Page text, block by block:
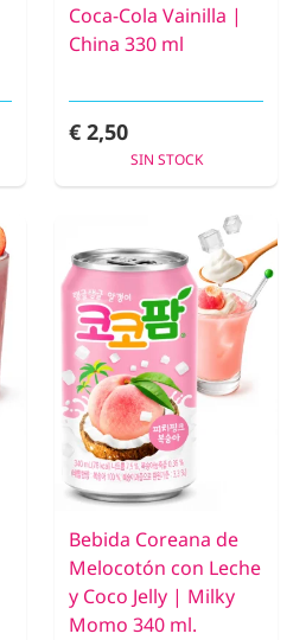
Coca-Cola Vainilla |
China 330 ml
€ 2,50
SIN STOCK
Bebida Coreana de
Melocotón con Leche
y Coco Jelly | Milky
Momo 340 ml.